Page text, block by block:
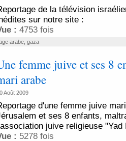
de la télévision
sur notre site :
: 4753 fois
arabe, gaza
femme juive et ses 8
arabe
Août 2009
d'une femme juive
et ses 8 enfants,
juive religieuse "Yad
: 5278 fois